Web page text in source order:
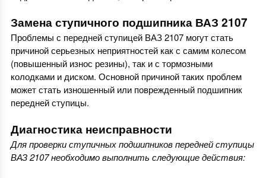
Замена ступичного подшипника ВАЗ 2107
Проблемы с передней ступицей ВАЗ 2107 могут стать
причиной серьезных неприятностей как с самим колесом
(повышенный износ резины), так и с тормозными
колодками и диском. Основной причиной таких проблем
может стать изношенный или поврежденный подшипник
передней ступицы.
Диагностика неисправности
Для проверки ступичных подшипников передней ступицы
ВАЗ 2107 необходимо выполнить следующие действия: